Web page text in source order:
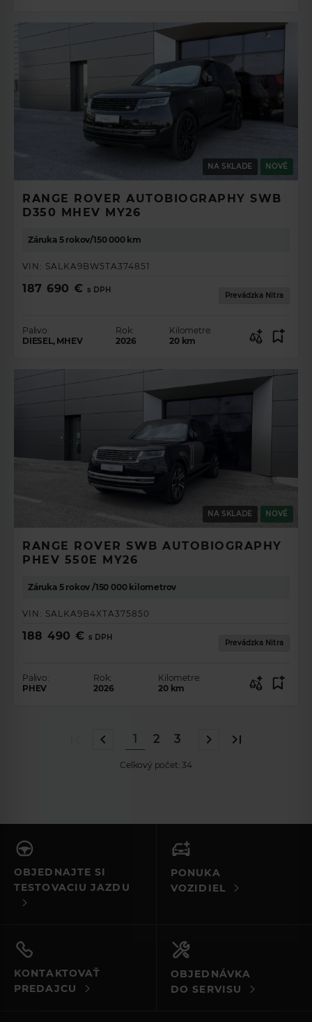
NA SKLADE NOVÉ
RANGE ROVER AUTOBIOGRAPHY SWB
D350 MHEV MY26
Záruka 5 rokov/150 000 km
VIN: SALKA9BW5TA374851
187 690 € s DPH
Prevádzka Nitra
Palivo:
DIESEL, MHEV
Rok:
2026
Kilometre:
20 km
NA SKLADE NOVÉ
RANGE ROVER SWB AUTOBIOGRAPHY
PHEV 550E MY26
Záruka 5 rokov /150 000 kilometrov
VIN: SALKA9B4XTA375850
188 490 € s DPH
Prevádzka Nitra
Palivo:
PHEV
Rok:
2026
Kilometre:
20 km
1 2 3
Celkový počet:34
OBJEDNAJTE SI
TESTOVACIU JAZDU
PONUKA
VOZIDIEL
KONTAKTOVAŤ
PREDAJCU
OBJEDNÁVKA
DO SERVISU